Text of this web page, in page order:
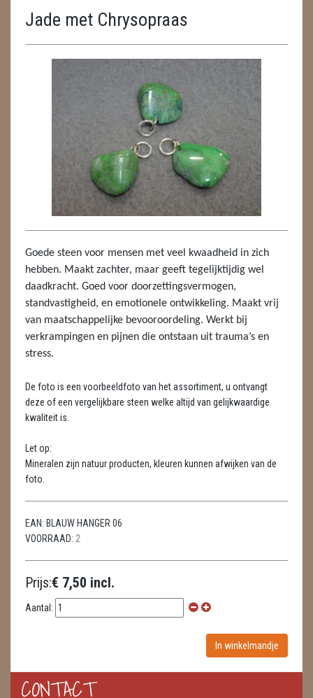
ENGELEN
HANGERS
LUXE HANGERS
HARTEN
HUISREINIGING
LAMPEN
MASSAGE
METEORIETEN
READING EN PERSOONLIJK ADVIES
RUWE STENEN
SCHEDELS / SKULLS
SELENIET
SPECIALE STUKKEN
ZAKJES WATER ELIXERS
Jade met Chrysopraas
Goede steen voor mensen met veel kwaadheid in zich
hebben. Maakt zachter, maar geeft tegelijktijdig wel
daadkracht. Goed voor doorzettingsvermogen,
standvastigheid, en emotionele ontwikkeling. Maakt vrij
van maatschappelijke bevooroordeling. Werkt bij
verkrampingen en pijnen die ontstaan uit trauma’s en
stress.
De foto is een voorbeeldfoto van het assortiment, u ontvangt
deze of een vergelijkbare steen welke altijd van gelijkwaardige
kwaliteit is.
Let op:
Mineralen zijn natuur producten, kleuren kunnen afwijken van de
foto.
EAN: BLAUW HANGER 06
VOORRAAD: 2
Prijs:€ 7,50 incl.
Aantal:
CONTACT